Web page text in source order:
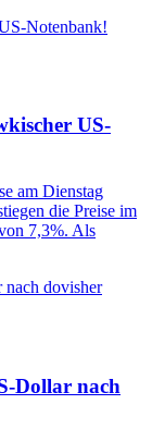
US-
am Dienstag
die Preise im
7,3%. Als
Dollar nach